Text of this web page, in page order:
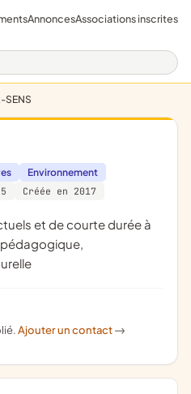
AnnoncesAssociations inscrites
SENS
Environnement
Créée en 2017
Ajouter un contact ->